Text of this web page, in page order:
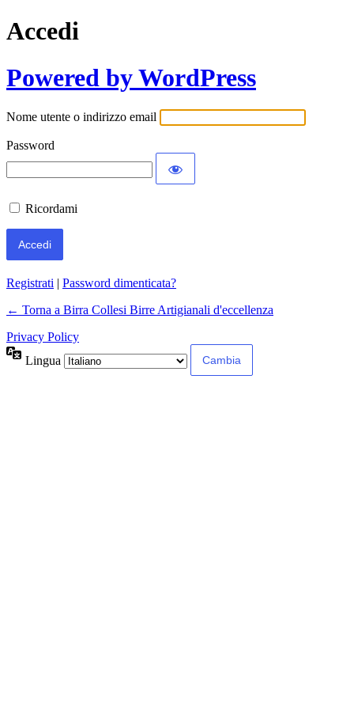
Accedi
Powered by WordPress
Nome utente o indirizzo email
Password
Ricordami
Registrati | Password dimenticata?
← Torna a Birra Collesi Birre Artigianali d'eccellenza
Privacy Policy
Lingua